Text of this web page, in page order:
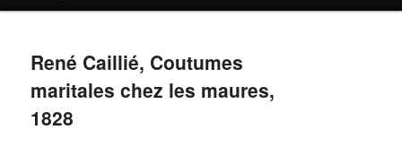
René Caillié, Coutumes
maritales chez les maures,
1828